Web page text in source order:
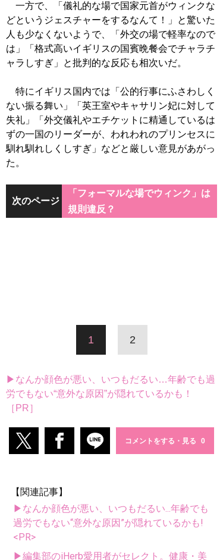
一方で、「儀礼的な場で国家元首がウィンクな
どというジェスチャーをするなんて！」と驚いた
人も少なくないようで、「外交の場で軽率なので
は」「格式高いイギリスの国賓晩餐会でチャラチ
ャラしすぎ」と批判的な反応も相次いだ。
特にイギリス国内では「公的行事にふさわしく
ない振る舞い」「英王室やキャサリン妃に対して
失礼」「外交儀礼やエチケットに精通しているは
ずの一国のリーダーが、われわれのプリンセスに
馴れ馴れしくしすぎ」などと厳しい意見があがっ
た。
次のページ
「フォーマルな場でウィンク」は
規則違反？
1 2
▶なんか顔色が悪い、いつもだるい…年齢でも過
労でもない“意外な原因”が隠れているかも！
［PR］
コメントをする・見る
【関連記事】
▶なんか顔色が悪い、いつもだるい...年齢でも
過労でもない“意外な原因”が隠れているかも!
<PR>
▶編集部のiHerb愛用者がセレクト。健康・美